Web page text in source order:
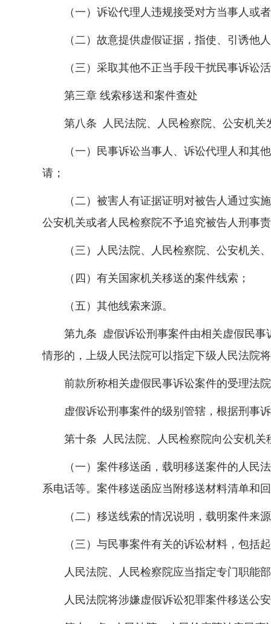
（一）诉讼代理人违规接受对方当事人或者
（二）故意提供虚假证据，指使、引诱他人
（三）采取其他不正当手段干扰民事诉讼活
第三章 线索移送和案件查处
第八条 人民法院、人民检察院、公安机关
（一）民事诉讼当事人、诉讼代理人和其他
请；
（二）被害人有证据证明对被告人通过实施
公安机关或者人民检察院不予追究被告人刑事
（三）人民法院、人民检察院、公安机关、
（四）有关国家机关移送的案件线索；
（五）其他线索来源。
第九条 虚假诉讼刑事案件由相关虚假民事
情形的，上级人民法院可以指定下级人民法院
前款所称相关虚假民事诉讼案件的受理法院
虚假诉讼刑事案件的级别管辖，根据刑事诉
第十条 人民法院、人民检察院向公安机关
（一）案件移送函，载明移送案件的人民法
系电话等。案件移送函应当附移送材料清单和
（二）移送线索的情况说明，载明案件来源
（三）与民事案件有关的诉讼材料，包括起
人民法院、人民检察院应当指定专门职能部
人民法院将涉嫌虚假诉讼犯罪案件移送公安